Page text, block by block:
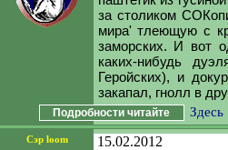
за столиком
мира' тлеющую с
заморских. И вот
каких-нибудь
Геройских), и
закапал, гнолл в
Подробности читайте Здесь
Сэр loom 15.02.2012